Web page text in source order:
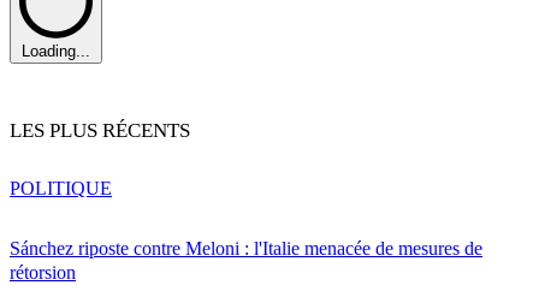
Loading...
LES PLUS RÉCENTS
Sánchez riposte contre Meloni : l'Italie menacée de mesures de
rétorsion
POLITIQUE